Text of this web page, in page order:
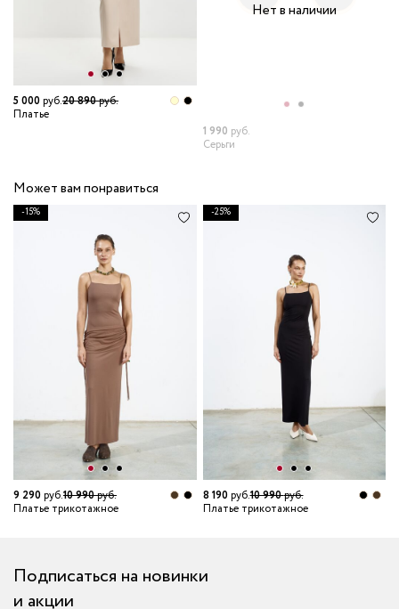
5 000руб.20 890руб.
Платье
Нет в наличии
1 990 руб.
Серьги
Может вам понравиться
-15%
9 290руб.10 990руб.
Платье трикотажное
-25%
8 190руб.10 990руб.
Платье трикотажное
Подписаться на новинки
и акции